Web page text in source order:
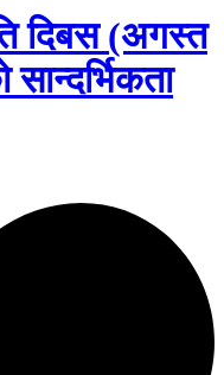
दिबस (अगस्त